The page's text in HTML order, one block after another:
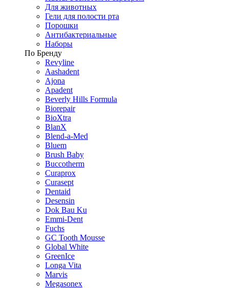
Для животных
Гели для полости рта
Порошки
Антибактериальные
Наборы
По Бренду
Revyline
Aashadent
Ajona
Apadent
Beverly Hills Formula
Biorepair
BioXtra
BlanX
Blend-a-Med
Bluem
Brush Baby
Buccotherm
Curaprox
Curasept
Dentaid
Desensin
Dok Bau Ku
Emmi-Dent
Fuchs
GC Tooth Mousse
Global White
GreenIce
Longa Vita
Marvis
Megasonex